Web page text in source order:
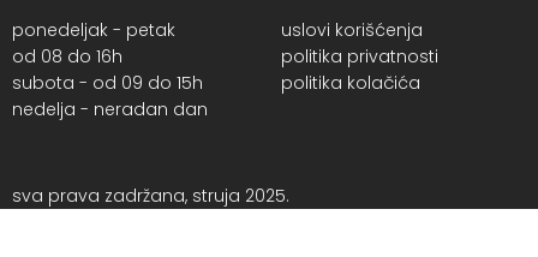
ponedeljak - petak
od 08 do 16h
subota - od 09 do 15h
nedelja - neradan dan
uslovi korišćenja
politika privatnosti
politika kolačića
sva prava zadržana, struja 2025.